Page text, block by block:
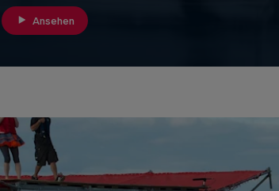
Ansehen